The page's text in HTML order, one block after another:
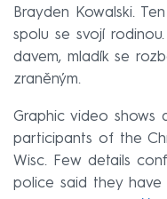
Brayden Kowalski.
spolu se svojí
davem, mladík se
zraněným.
Graphic video shows
participants of the
Wisc. Few details
police said they have